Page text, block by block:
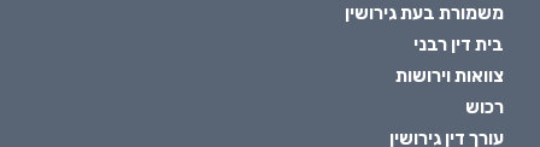
משמורת בעת גירושין
בית דין רבני
צוואות וירושות
רכוש
עורך דין גירושין